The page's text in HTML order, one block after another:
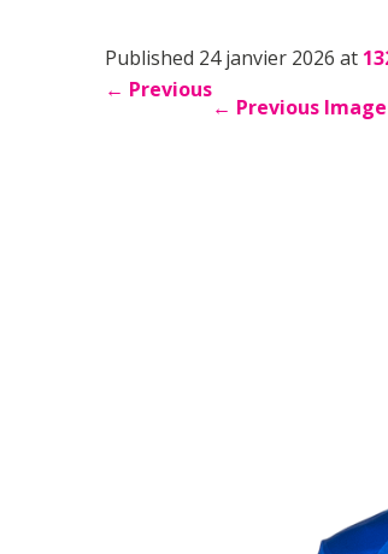
Published 24 janvier 2026 at
← Previous
← Previous Image